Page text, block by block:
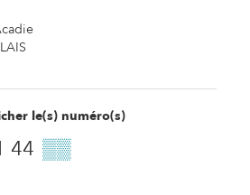
le(s) numéro(s)
44 ▒▒